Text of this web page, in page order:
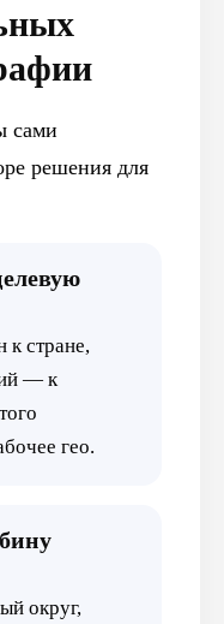
сами
решения для
к стране,
— к
гео.
округ,